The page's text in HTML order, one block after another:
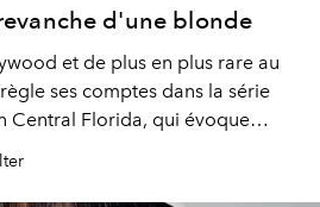
d'une blonde
et de plus en plus rare au
ses comptes dans la série
Central Florida, qui évoque
la réussite.